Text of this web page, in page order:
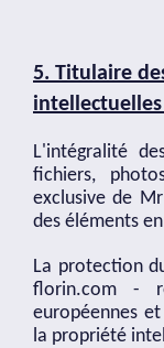
5. Titulaire
L'intégralité
fichiers,
exclusive de
des éléments
La protection
florin.com -
européennes
la propriété